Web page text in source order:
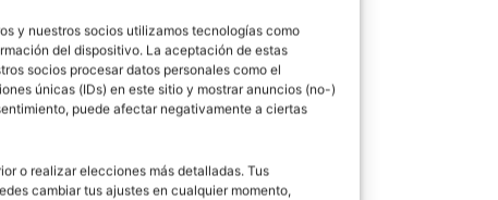
y nuestros socios utilizamos tecnologías como
del dispositivo. La aceptación de estas
socios procesar datos personales como el
únicas (IDs) en este sitio y mostrar anuncios (no-)
puede afectar negativamente a ciertas
o realizar elecciones más detalladas. Tus
cambiar tus ajustes en cualquier momento,